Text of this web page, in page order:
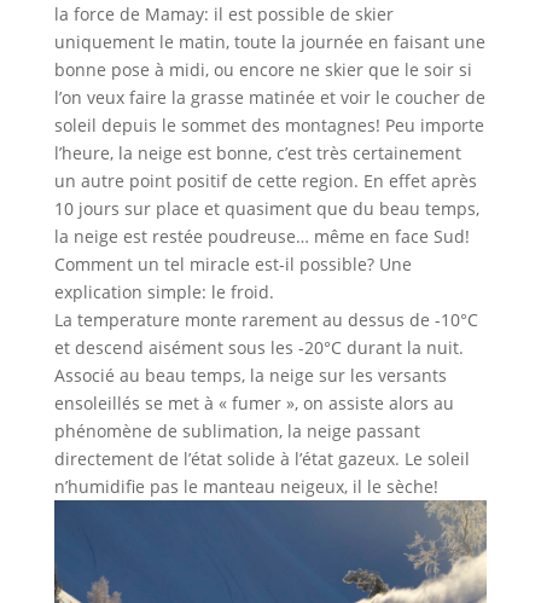
la force de Mamay: il est possible de skier
uniquement le matin, toute la journée en faisant une
bonne pose à midi, ou encore ne skier que le soir si
l’on veux faire la grasse matinée et voir le coucher de
soleil depuis le sommet des montagnes! Peu importe
l’heure, la neige est bonne, c’est très certainement
un autre point positif de cette region. En effet après
10 jours sur place et quasiment que du beau temps,
la neige est restée poudreuse… même en face Sud!
Comment un tel miracle est-il possible? Une
explication simple: le froid.
La temperature monte rarement au dessus de -10°C
et descend aisément sous les -20°C durant la nuit.
Associé au beau temps, la neige sur les versants
ensoleillés se met à « fumer », on assiste alors au
phénomène de sublimation, la neige passant
directement de l’état solide à l’état gazeux. Le soleil
n’humidifie pas le manteau neigeux, il le sèche!